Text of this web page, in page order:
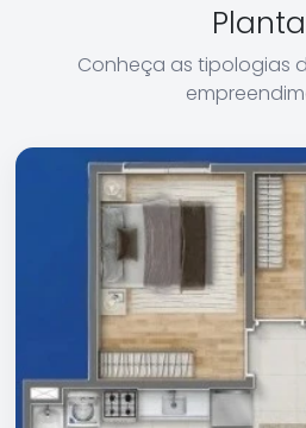
Conheça as tipologias